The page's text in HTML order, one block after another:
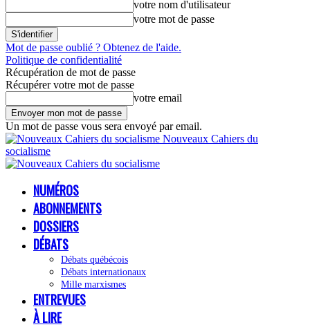
votre nom d'utilisateur
votre mot de passe
Mot de passe oublié ? Obtenez de l'aide.
Politique de confidentialité
Récupération de mot de passe
Récupérer votre mot de passe
votre email
Un mot de passe vous sera envoyé par email.
Nouveaux Cahiers du
socialisme
NUMÉROS
ABONNEMENTS
DOSSIERS
DÉBATS
Débats québécois
Débats internationaux
Mille marxismes
ENTREVUES
À LIRE